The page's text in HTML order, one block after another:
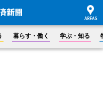
暮らす・働く 学ぶ・知る